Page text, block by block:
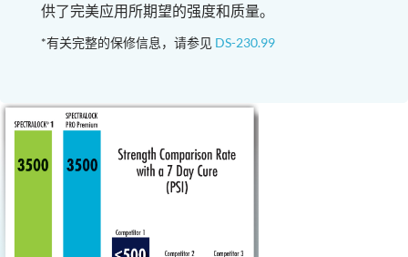
供了完美应用所期望的强度和质量。
*有关完整的保修信息，请参见 DS-230.99